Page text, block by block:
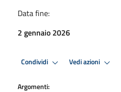
Data fine:
2 gennaio 2026
Condividi Vedi azioni
Argomenti: